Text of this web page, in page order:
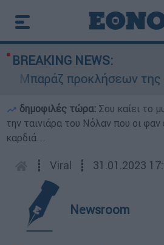
BREAKING NEWS:
προκλήσεων της
δημοφιλές τώρα: Σου καίει το
την ταινιάρα του Νόλαν που οι
καρδιά...
┋ Viral ┋ 31.01.2023
Newsroom